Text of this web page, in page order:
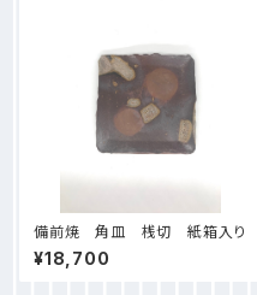
備前焼 角皿 桟切 紙箱入り
¥18,700